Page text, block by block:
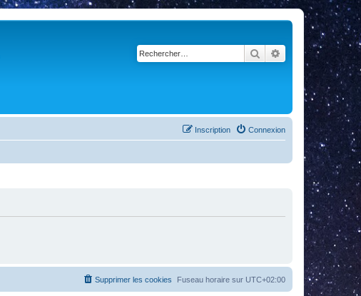
RechercherRecherche
Connexion
Inscription
Fuseau horaire sur UTC+02:00
Supprimer les cookies